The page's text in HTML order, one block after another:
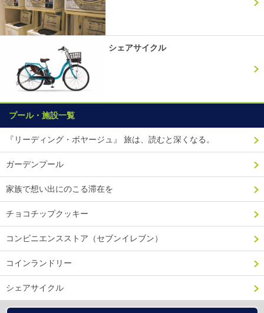
シェアサイクル
プール・施設一覧
『リーディング・ボヤージュ』 旅は、読むと深くなる。
ガーデンプール
家族で想い出にのこる滞在を
チョコチップクッキー
コンビニエンスストア（セブンイレブン）
コインランドリー
シェアサイクル